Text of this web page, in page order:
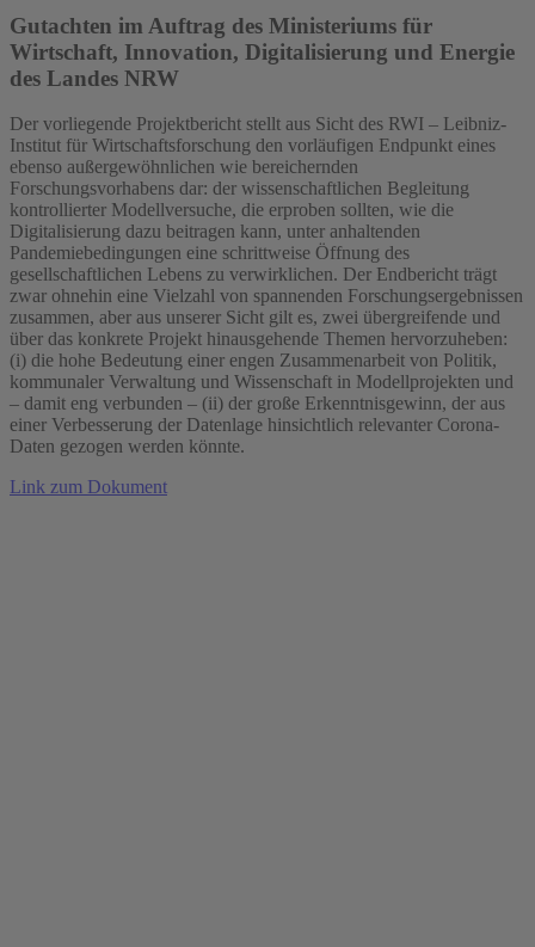
Gutachten im Auftrag des Ministeriums für
Wirtschaft, Innovation, Digitalisierung und Energie
des Landes NRW
Der vorliegende Projektbericht stellt aus Sicht des RWI – Leibniz-
Institut für Wirtschaftsforschung den vorläufigen Endpunkt eines
ebenso außergewöhnlichen wie bereichernden
Forschungsvorhabens dar: der wissenschaftlichen Begleitung
kontrollierter Modellversuche, die erproben sollten, wie die
Digitalisierung dazu beitragen kann, unter anhaltenden
Pandemiebedingungen eine schrittweise Öffnung des
gesellschaftlichen Lebens zu verwirklichen. Der Endbericht trägt
zwar ohnehin eine Vielzahl von spannenden Forschungsergebnissen
zusammen, aber aus unserer Sicht gilt es, zwei übergreifende und
über das konkrete Projekt hinausgehende Themen hervorzuheben:
(i) die hohe Bedeutung einer engen Zusammenarbeit von Politik,
kommunaler Verwaltung und Wissenschaft in Modellprojekten und
– damit eng verbunden – (ii) der große Erkenntnisgewinn, der aus
einer Verbesserung der Datenlage hinsichtlich relevanter Corona-
Daten gezogen werden könnte.
Link zum Dokument